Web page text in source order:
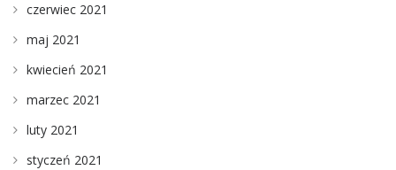
czerwiec 2021
maj 2021
kwiecień 2021
marzec 2021
luty 2021
styczeń 2021